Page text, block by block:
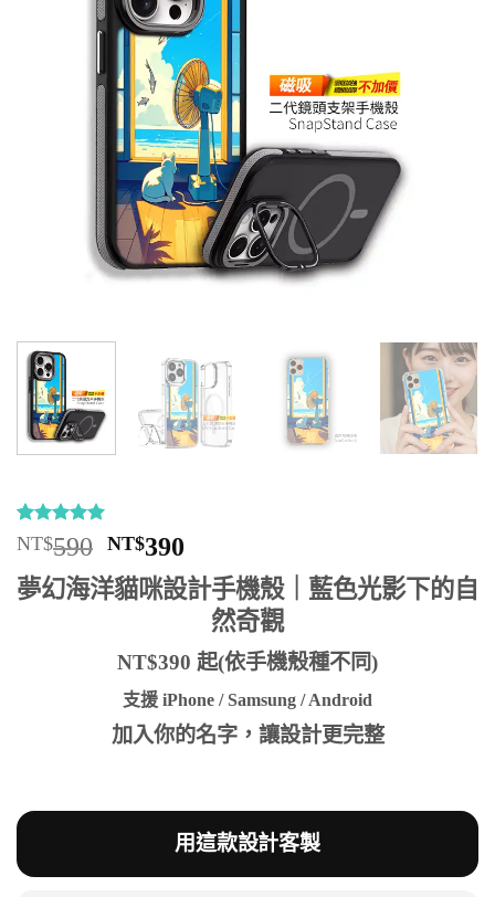
評分4.95
5，已有
20
位
顧客進行評
分
NT$590 原
始
價
NT$590。
NT$390
前
價
格：
NT$390。
夢幻海洋貓咪設計手機殼｜藍色光影下的自
然奇觀
NT$390 起(依手機殼種不同)
支援 iPhone / Samsung / Android
加入你的名字，讓設計更完整
用這款設計客製